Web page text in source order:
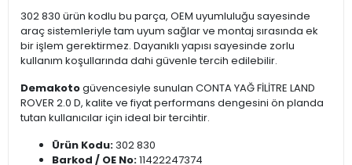
302 830 ürün kodlu bu parça, OEM uyumluluğu sayesinde
araç sistemleriyle tam uyum sağlar ve montaj sırasında ek
bir işlem gerektirmez. Dayanıklı yapısı sayesinde zorlu
kullanım koşullarında dahi güvenle tercih edilebilir.
Demakotogüvencesiyle sunulan CONTA YAĞ FİLİTRE LAND
ROVER 2.0 D, kalite ve fiyat performans dengesini ön planda
tutan kullanıcılar için ideal bir tercihtir.
Ürün Kodu:302 830
Barkod / OE No:11422247374